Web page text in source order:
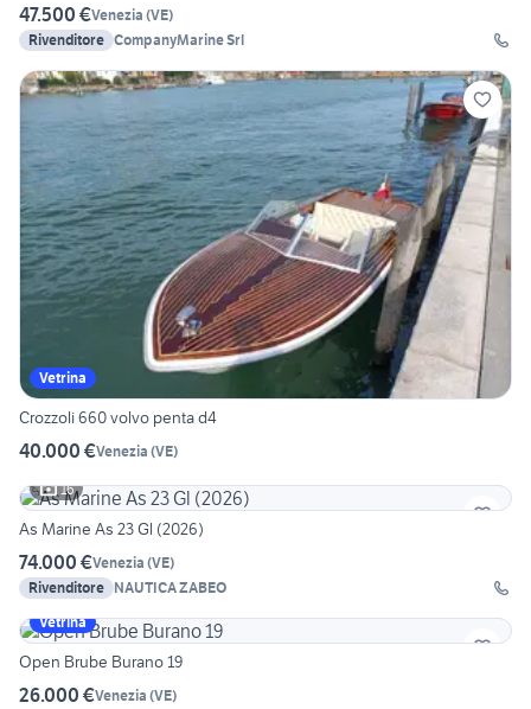
47.500 €Venezia (VE)
Rivenditore CompanyMarine Srl
Vetrina
Crozzoli 660 volvo penta d4
40.000 €Venezia (VE)
16
As Marine As 23 Gl (2026)
74.000 €Venezia (VE)
Rivenditore NAUTICA ZABEO
Vetrina
Open Brube Burano 19
26.000 €Venezia (VE)